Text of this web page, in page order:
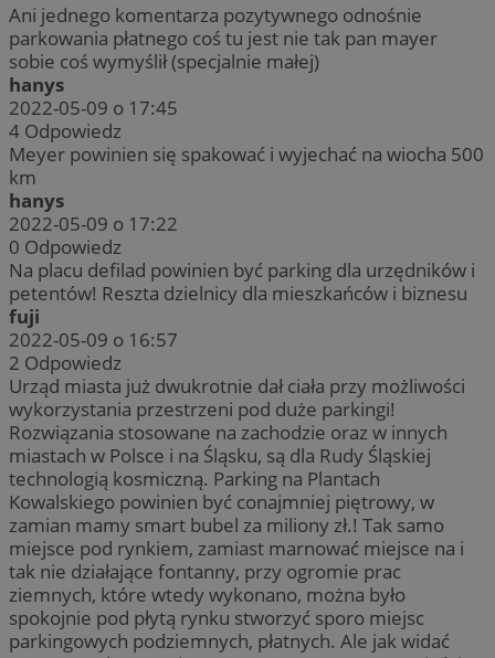
Ani jednego komentarza pozytywnego odnośnie
parkowania płatnego coś tu jest nie tak pan mayer
sobie coś wymyślił (specjalnie małej)
hanys
2022-05-09 o 17:45
4 Odpowiedz
Meyer powinien się spakować i wyjechać na wiocha 500
km
hanys
2022-05-09 o 17:22
0 Odpowiedz
Na placu defilad powinien być parking dla urzędników i
petentów! Reszta dzielnicy dla mieszkańców i biznesu
fuji
2022-05-09 o 16:57
2 Odpowiedz
Urząd miasta już dwukrotnie dał ciała przy możliwości
wykorzystania przestrzeni pod duże parkingi!
Rozwiązania stosowane na zachodzie oraz w innych
miastach w Polsce i na Śląsku, są dla Rudy Śląskiej
technologią kosmiczną. Parking na Plantach
Kowalskiego powinien być conajmniej piętrowy, w
zamian mamy smart bubel za miliony zł.! Tak samo
miejsce pod rynkiem, zamiast marnować miejsce na i
tak nie działające fontanny, przy ogromie prac
ziemnych, które wtedy wykonano, można było
spokojnie pod płytą rynku stworzyć sporo miejsc
parkingowych podziemnych, płatnych. Ale jak widać